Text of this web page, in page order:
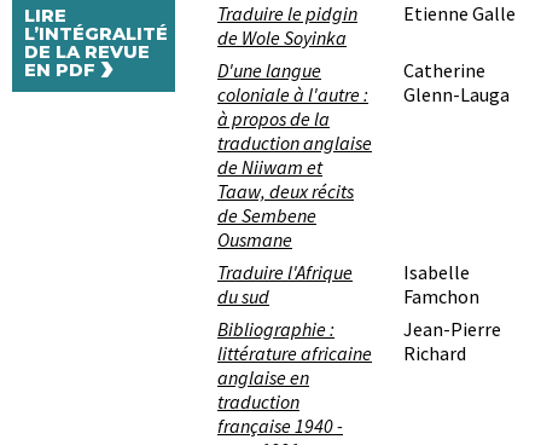
LIRE
L’INTÉGRALITÉ
DE LA REVUE
EN PDF ›
Traduire le pidgin
de Wole Soyinka
Etienne Galle
D'une langue
coloniale à l'autre :
à propos de la
traduction anglaise
de Niiwam et
Taaw, deux récits
de Sembene
Ousmane
Catherine
Glenn-Lauga
Traduire l'Afrique
du sud
Isabelle
Famchon
Bibliographie :
littérature africaine
anglaise en
traduction
française 1940 -
Jean-Pierre
Richard